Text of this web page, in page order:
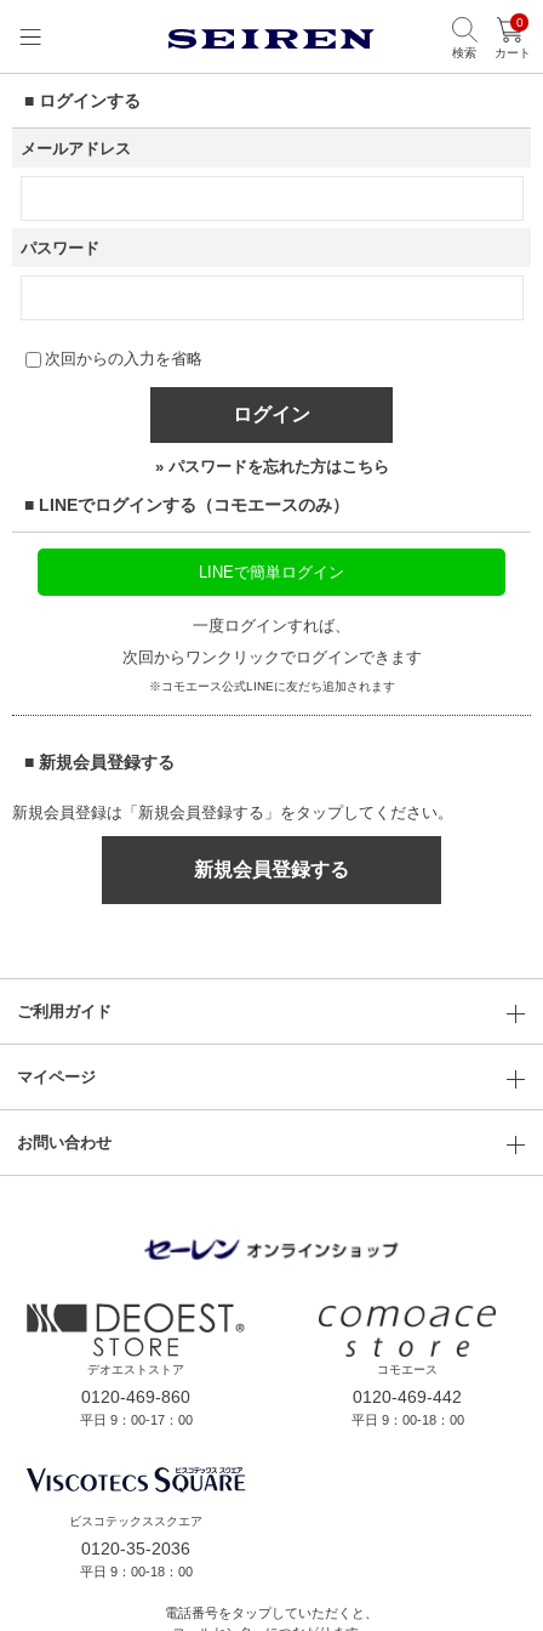
検索
0
カート
■ ログインする
メールアドレス
パスワード
次回からの入力を省略
ログイン
» パスワードを忘れた方はこちら
■ LINEでログインする（コモエースのみ）
LINEで簡単ログイン
一度ログインすれば、
次回からワンクリックでログインできます
※コモエース公式LINEに友だち追加されます
■ 新規会員登録する
新規会員登録は「新規会員登録する」をタップしてください。
新規会員登録する
ご利用ガイド
マイページ
お問い合わせ
デオエストストア
0120-469-860
平日 9：00-17：00
コモエース
0120-469-442
平日 9：00-18：00
ビスコテックススクエア
0120-35-2036
平日 9：00-18：00
電話番号をタップしていただくと、